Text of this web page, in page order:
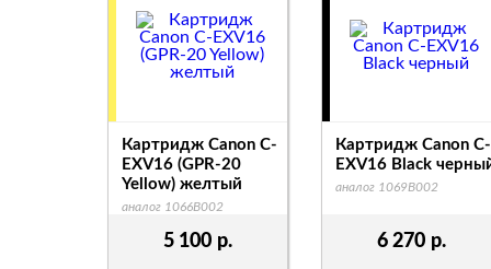
5 100 р.
Картридж Canon C-
EXV16 (GPR-20
Yellow) желтый
аналог 1066B002
6 270 р.
Картридж Canon C-
EXV16 Black
аналог 1069B002